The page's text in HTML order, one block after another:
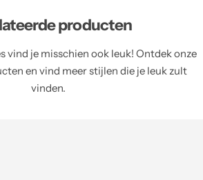
producten
vind je misschien ook leuk! Ontdek onze
en vind meer stijlen die je leuk zult
vinden.